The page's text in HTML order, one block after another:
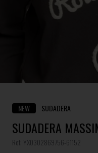
NEW SUDADERA
SUDADERA
Ref. YX0302869756-61152